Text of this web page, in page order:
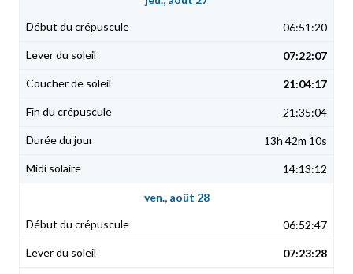
06:51:20
07:22:07
21:04:17
21:35:04
13h 42m 10s
14:13:12
ven., août 28
06:52:47
07:23:28